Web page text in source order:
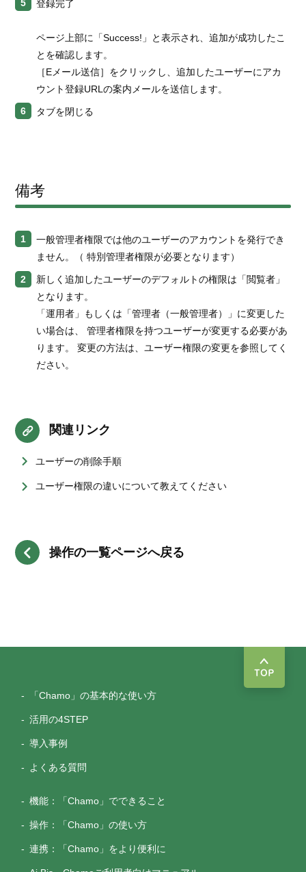
登録完了
ページ上部に「Success!」と表示され、追加が成功したこ
とを確認します。
［Eメール送信］をクリックし、追加したユーザーにアカ
ウント登録URLの案内メールを送信します。
タブを閉じる
備考
一般管理者権限では他のユーザーのアカウントを発行でき
ません。（ 特別管理者権限が必要となります）
新しく追加したユーザーのデフォルトの権限は「閲覧者」
となります。
「運用者」もしくは「管理者（一般管理者）」に変更した
い場合は、 管理者権限を持つユーザーが変更する必要があ
ります。 変更の方法は、ユーザー権限の変更を参照してく
ださい。
関連リンク
ユーザーの削除手順
ユーザー権限の違いについて教えてください
操作の一覧ページへ戻る
「Chamo」の基本的な使い方
活用の4STEP
導入事例
よくある質問
機能：「Chamo」でできること
操作：「Chamo」の使い方
連携：「Chamo」をより便利に